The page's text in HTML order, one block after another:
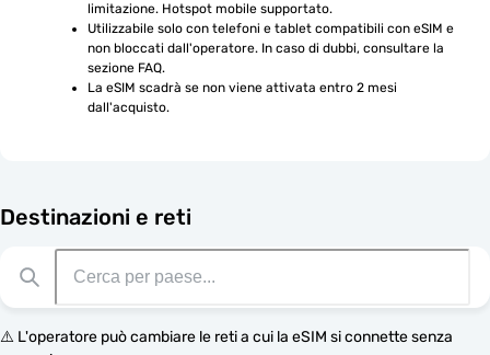
limitazione. Hotspot mobile supportato.
Utilizzabile solo con telefoni e tablet compatibili con eSIM e
non bloccati dall'operatore. In caso di dubbi, consultare la
sezione FAQ.
La eSIM scadrà se non viene attivata entro 2 mesi
dall'acquisto.
Destinazioni e reti
⚠️ L'operatore può cambiare le reti a cui la eSIM si connette senza